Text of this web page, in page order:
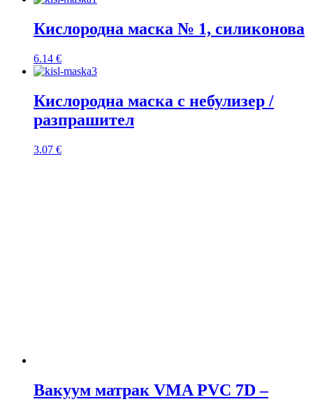
Кислородна маска № 1, силиконова
6.14 €
Кислородна маска с небулизер /
разпрашител
3.07 €
Вакуум матрак VMA PVC 7D –